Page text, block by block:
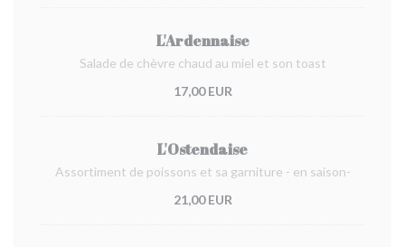
L'Ardennaise
Salade de chèvre chaud au miel et son toast
17,00 EUR
L'Ostendaise
Assortiment de poissons et sa garniture - en saison-
21,00 EUR